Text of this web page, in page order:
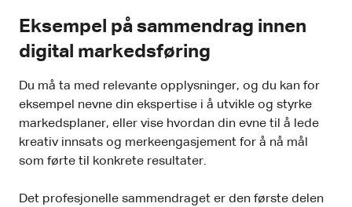
Eksempel på sammendrag innen
digital markedsføring
Du må ta med relevante opplysninger, og du kan for
eksempel nevne din ekspertise i å utvikle og styrke
markedsplaner, eller vise hvordan din evne til å lede
kreativ innsats og merkeengasjement for å nå mål
som førte til konkrete resultater.
Det profesjonelle sammendraget er den første delen